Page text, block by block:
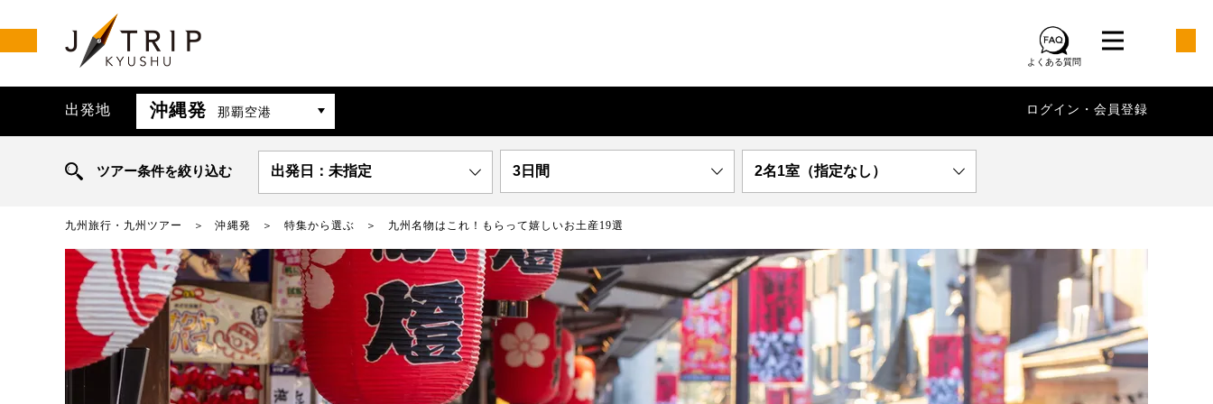
よくある質問
出発地 沖縄発 那覇空港 ログイン・会員登録
ツアー条件を絞り込む 出発日：未指定 3日間 2名1室（指定なし）
九州旅行・九州ツアー 沖縄発 特集から選ぶ 九州名物はこれ！もらって嬉しいお土産19選